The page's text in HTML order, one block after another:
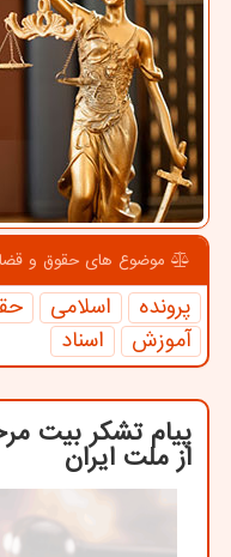
موضوع های حقوق و قضا
پرونده اسلامی
آموزش
اسناد
پیام تشکر بیت
از ملت ایران